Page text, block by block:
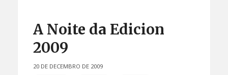
A Noite da Edicion
2009
20 DE DECEMBRO DE 2009